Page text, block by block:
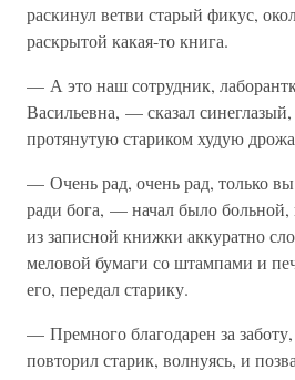
раскинул ветви старый фикус,
раскрытой какая-то книга.
— А это наш сотрудник,
Васильевна, — сказал
протянутую стариком худую
— Очень рад, очень рад, только
ради бога, — начал было
из записной книжки аккуратно
меловой бумаги со штампами и
его, передал старику.
— Премного благодарен за
повторил старик, волнуясь, и